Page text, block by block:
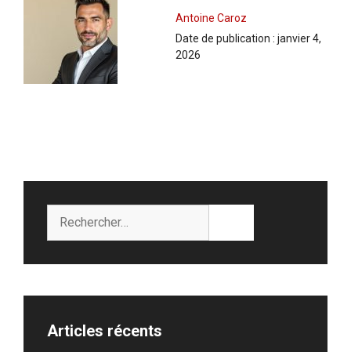
Antoine Caroz
Date de publication : janvier 4,
2026
Articles récents